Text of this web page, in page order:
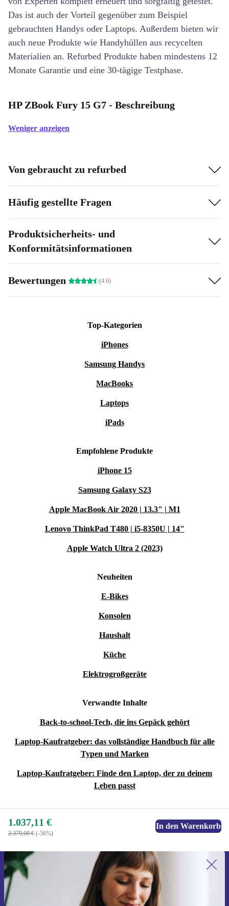
Das ist auch der Vorteil gegenüber zum Beispiel
gebrauchten Handys oder Laptops. Außerdem bieten wir
auch neue Produkte wie Handyhüllen aus recycelten
Materialien an. Refurbed Produkte haben mindestens 12
Monate Garantie und eine 30-tägige Testphase.
HP ZBook Fury 15 G7 - Beschreibung
Weniger anzeigen
Von gebraucht zu refurbed
Häufig gestellte Fragen
Produktsicherheits- und
Konformitätsinformationen
Bewertungen (4.6)
Top-Kategorien
iPhones
Samsung Handys
MacBooks
Laptops
iPads
Empfohlene Produkte
iPhone 15
Samsung Galaxy S23
Apple MacBook Air 2020 | 13.3" | M1
Lenovo ThinkPad T480 | i5-8350U | 14"
Apple Watch Ultra 2 (2023)
Neuheiten
E-Bikes
Konsolen
Haushalt
Küche
Elektrogroßgeräte
Verwandte Inhalte
Back-to-school-Tech, die ins Gepäck gehört
Laptop-Kaufratgeber: das vollständige Handbuch für alle
Typen und Marken
Laptop-Kaufratgeber: Finde den Laptop, der zu deinem
Leben passt
1.037,11 €
2.379,00 € (-56%)
In den Warenkorb
Erstmals zum Newsletter anmelden,
15 € sparen!
Verpasse kein Angebot mehr.